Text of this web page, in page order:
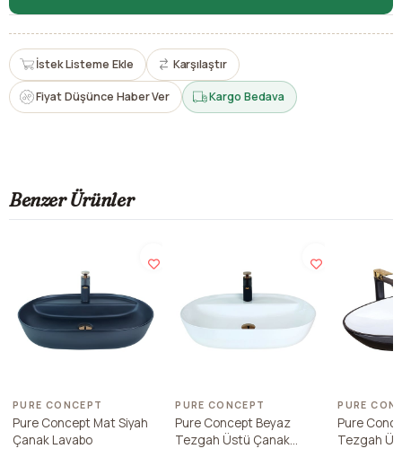
İstek Listeme Ekle Karşılaştır
Fiyat Düşünce Haber Ver Kargo Bedava
Benzer Ürünler
PURE CONCEPT
Pure Concept Mat Siyah
Çanak Lavabo
PURE CONCEPT
Pure Concept Beyaz
Tezgah Üstü Çanak
PURE
Pure
Tezgah